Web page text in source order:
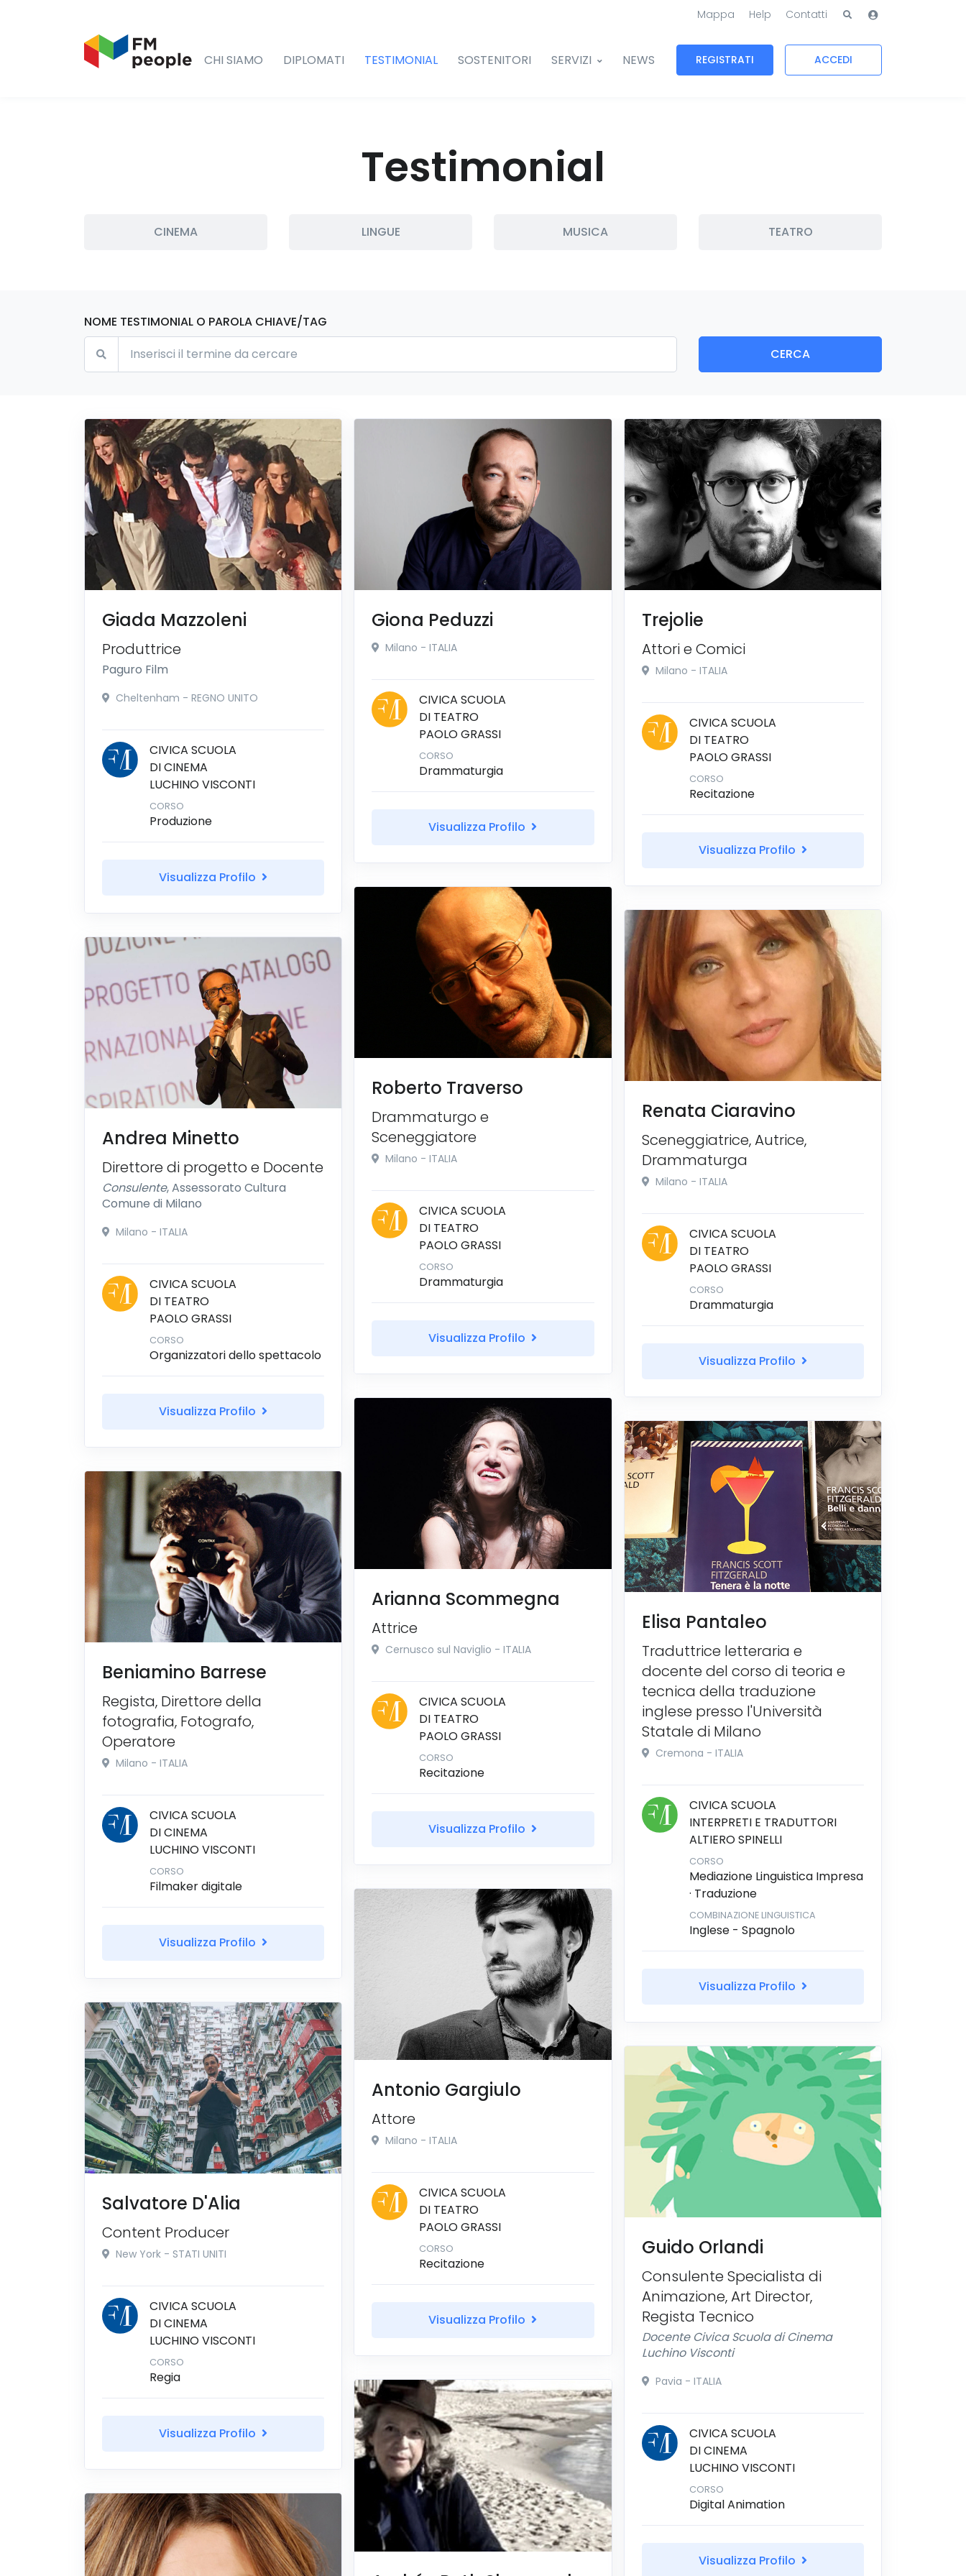
Mappa Help Contatti
CHI SIAMO DIPLOMATI TESTIMONIAL SOSTENITORI SERVIZI NEWS REGISTRATI ACCEDI
Testimonial
CINEMA LINGUE MUSICA TEATRO
NOME TESTIMONIAL O PAROLA CHIAVE/TAG
CERCA
Giada Mazzoleni
Produttrice
Paguro Film
Cheltenham - REGNO UNITO
CIVICA SCUOLA
DI CINEMA
LUCHINO VISCONTI
CORSO
Produzione
Visualizza Profilo
Andrea Minetto
Direttore di progetto e Docente
Consulente, Assessorato Cultura
Comune di Milano
Milano - ITALIA
CIVICA SCUOLA
DI TEATRO
PAOLO GRASSI
CORSO
Organizzatori dello spettacolo
Visualizza Profilo
Beniamino Barrese
Regista, Direttore della
fotografia, Fotografo,
Operatore
Milano - ITALIA
CIVICA SCUOLA
DI CINEMA
LUCHINO VISCONTI
CORSO
Filmaker digitale
Visualizza Profilo
Salvatore D'Alia
Content Producer
New York - STATI UNITI
CIVICA SCUOLA
DI CINEMA
LUCHINO VISCONTI
CORSO
Regia
Visualizza Profilo
Giona Peduzzi
Milano - ITALIA
CIVICA SCUOLA
DI TEATRO
PAOLO GRASSI
CORSO
Drammaturgia
Visualizza Profilo
Roberto Traverso
Drammaturgo e
Sceneggiatore
Milano - ITALIA
CIVICA SCUOLA
DI TEATRO
PAOLO GRASSI
CORSO
Drammaturgia
Visualizza Profilo
Arianna Scommegna
Attrice
Cernusco sul Naviglio - ITALIA
CIVICA SCUOLA
DI TEATRO
PAOLO GRASSI
CORSO
Recitazione
Visualizza Profilo
Antonio Gargiulo
Attore
Milano - ITALIA
CIVICA SCUOLA
DI TEATRO
PAOLO GRASSI
CORSO
Recitazione
Visualizza Profilo
Trejolie
Attori e Comici
Milano - ITALIA
CIVICA SCUOLA
DI TEATRO
PAOLO GRASSI
CORSO
Recitazione
Visualizza Profilo
Renata Ciaravino
Sceneggiatrice, Autrice,
Drammaturga
Milano - ITALIA
CIVICA SCUOLA
DI TEATRO
PAOLO GRASSI
CORSO
Drammaturgia
Visualizza Profilo
Elisa Pantaleo
Traduttrice letteraria e
docente del corso di teoria e
tecnica della traduzione
inglese presso l'Università
Statale di Milano
Cremona - ITALIA
CIVICA SCUOLA
INTERPRETI E TRADUTTORI
ALTIERO SPINELLI
CORSO
Mediazione Linguistica Impresa
· Traduzione
COMBINAZIONE LINGUISTICA
Inglese - Spagnolo
Visualizza Profilo
Guido Orlandi
Consulente Specialista di
Animazione, Art Director,
Regista Tecnico
Docente Civica Scuola di Cinema
Luchino Visconti
Pavia - ITALIA
CIVICA SCUOLA
DI CINEMA
LUCHINO VISCONTI
CORSO
Digital Animation
Visualizza Profilo